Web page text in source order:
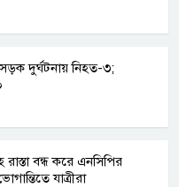
সড়ক দুর্ঘটনায় নিহত-৩;
রাস্তা বন্ধ করে এনসিপির
যাত্রীরা